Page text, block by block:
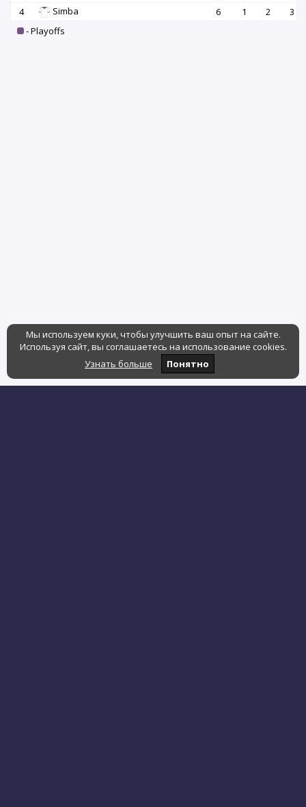
4
Simba 6 1 2
3
- Playoffs
Мы используем куки, чтобы улучшить ваш опыт на сайте.
Используя сайт, вы соглашаетесь на использование cookies.
Узнать больше
Понятно